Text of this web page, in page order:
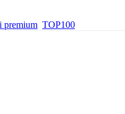
premium TOP100